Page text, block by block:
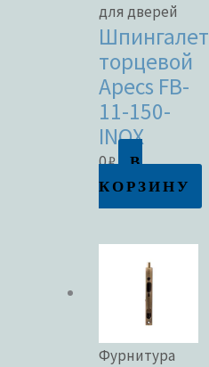
для дверей
Шпингалет
торцевой
Apecs FB-
11-150-
INOX
0₽
В
КОРЗИНУ
Фурнитура